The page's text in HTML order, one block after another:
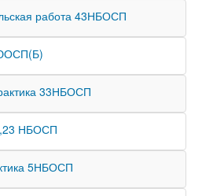
работа 43НБОСП
33НБОСП
НБОСП
5НБОСП